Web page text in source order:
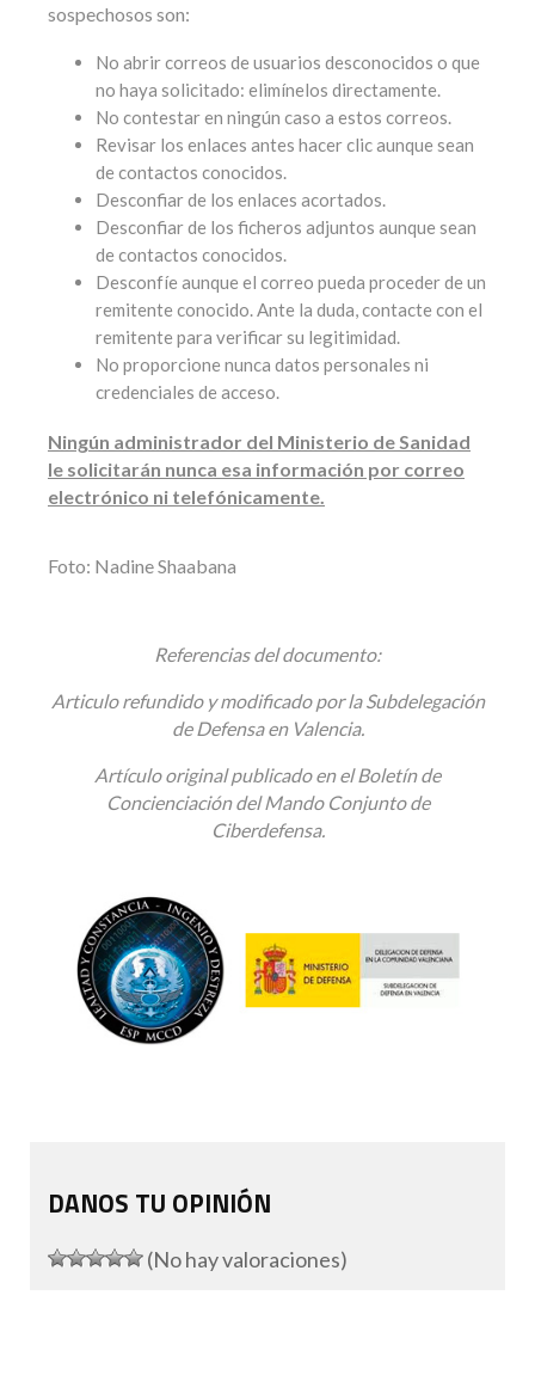
sospechosos son:
No abrir correos de usuarios desconocidos o que
no haya solicitado: elimínelos directamente.
No contestar en ningún caso a estos correos.
Revisar los enlaces antes hacer clic aunque sean
de contactos conocidos.
Desconfiar de los enlaces acortados.
Desconfiar de los ficheros adjuntos aunque sean
de contactos conocidos.
Desconfíe aunque el correo pueda proceder de un
remitente conocido. Ante la duda, contacte con el
remitente para verificar su legitimidad.
No proporcione nunca datos personales ni
credenciales de acceso.
Ningún administrador del Ministerio de Sanidad
le solicitarán nunca esa información por correo
electrónico ni telefónicamente.
Foto: Nadine Shaabana
Referencias del documento:
Articulo refundido y modificado por la Subdelegación
de Defensa en Valencia.
Artículo original publicado en el Boletín de
Concienciación del Mando Conjunto de
Ciberdefensa.
DANOS TU OPINIÓN
(No hay valoraciones)